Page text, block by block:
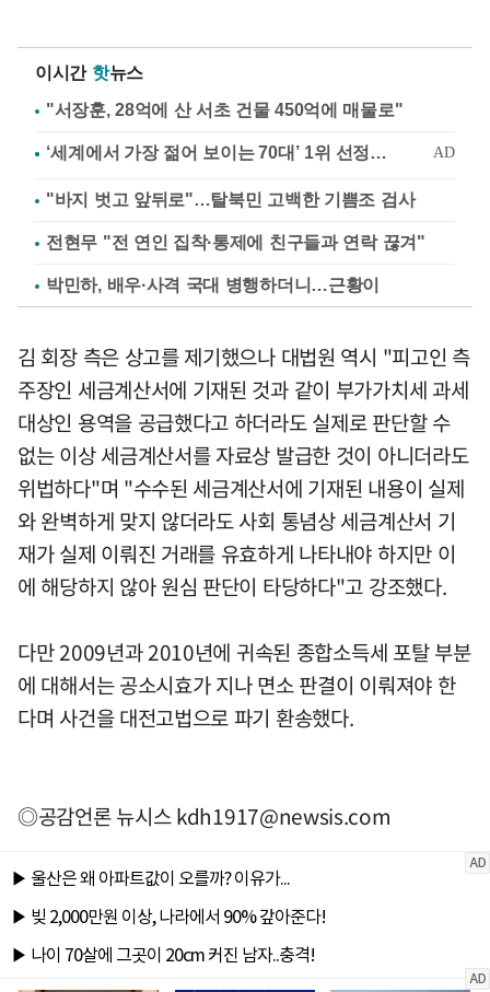
이시간 핫뉴스
"서장훈, 28억에 산 서초 건물 450억에 매물로"
"바지 벗고 앞뒤로"…탈북민 고백한 기쁨조 검사
전현무 "전 연인 집착·통제에 친구들과 연락 끊겨"
박민하, 배우·사격 국대 병행하더니…근황이
김 회장 측은 상고를 제기했으나 대법원 역시 "피고인 측
주장인 세금계산서에 기재된 것과 같이 부가가치세 과세
대상인 용역을 공급했다고 하더라도 실제로 판단할 수
없는 이상 세금계산서를 자료상 발급한 것이 아니더라도
위법하다"며 "수수된 세금계산서에 기재된 내용이 실제
와 완벽하게 맞지 않더라도 사회 통념상 세금계산서 기
재가 실제 이뤄진 거래를 유효하게 나타내야 하지만 이
에 해당하지 않아 원심 판단이 타당하다"고 강조했다.
다만 2009년과 2010년에 귀속된 종합소득세 포탈 부분
에 대해서는 공소시효가 지나 면소 판결이 이뤄져야 한
다며 사건을 대전고법으로 파기 환송했다.
◎공감언론 뉴시스kdh1917@newsis.com